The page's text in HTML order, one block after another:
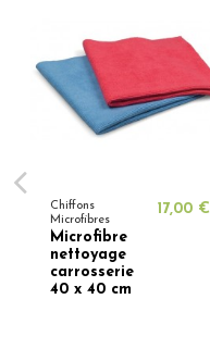
Chiffons
Microfibres
Microfibre
nettoyage
carrosserie
40 x 40 cm
17,00 €